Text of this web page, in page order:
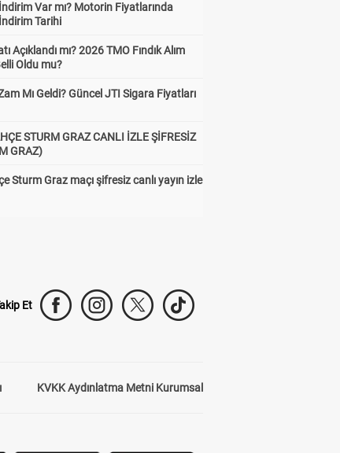
Var mı? Motorin Fiyatlarında
Tarihi
Açıklandı mı? 2026 TMO Fındık Alım
Oldu mu?
Mı Geldi? Güncel JTI Sigara Fiyatları
STURM GRAZ CANLI İZLE ŞİFRESİZ
GRAZ)
Sturm Graz maçı şifresiz canlı yayın izle
Et
KVKK Aydınlatma Metni Kurumsal